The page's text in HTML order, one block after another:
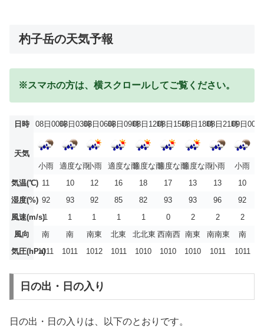
杓子岳の天気予報
※スマホの方は、横スクロールしてご覧ください。
日時 08日00時08日03時08日06時08日09時08日12時08日15時08日18時08日21時09日00時
天気
小雨
適度な雨小雨 適度な雨適度な雨適度な雨適度な雨小雨
小雨
気温(℃) 11 10 12 16 18 17 13 13
10
湿度(%) 92 93 92 85 82 93 93 96
92
風速(m/s)1 1 1 1 1 0 2 2
2
風向
南 南 南東 北東 北北東 西南西 南東 南南東
南
気圧(hPa)1011 1011 1012 1011 1010 1010 1010 1011 1011
日の出・日の入り
日の出・日の入りは、以下のとおりです。